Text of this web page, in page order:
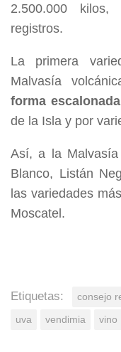
2.500.000
registros.
La primera
Malvasía
forma escalonada
de la Isla y por
Así, a la
Blanco, Listán
las variedades
Moscatel.
Etiquetas: consejo
uva
vendimia vino